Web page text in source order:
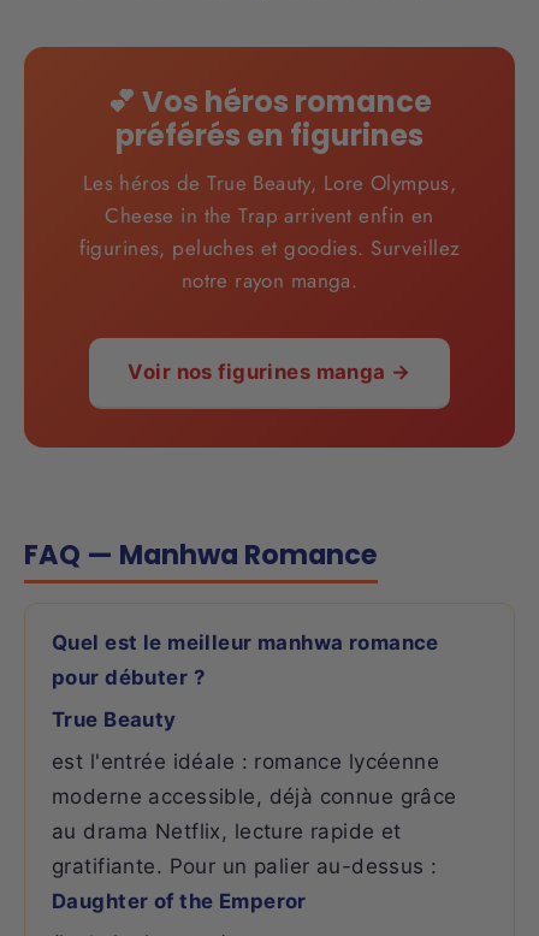
💕 Vos héros romance
préférés en figurines
Les héros de True Beauty, Lore Olympus,
Cheese in the Trap arrivent enfin en
figurines, peluches et goodies. Surveillez
notre rayon manga.
Voir nos figurines manga →
FAQ — Manhwa Romance
Quel est le meilleur manhwa romance
pour débuter ?
True Beauty
est l'entrée idéale : romance lycéenne
moderne accessible, déjà connue grâce
au drama Netflix, lecture rapide et
gratifiante. Pour un palier au-dessus :
Daughter of the Emperor